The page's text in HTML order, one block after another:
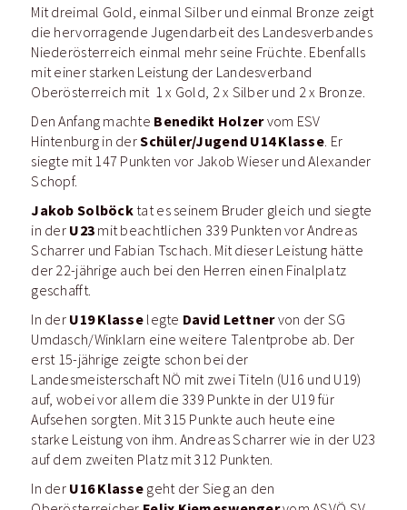
Mit dreimal Gold, einmal Silber und einmal Bronze zeigt
die hervorragende Jugendarbeit des Landesverbandes
Niederösterreich einmal mehr seine Früchte. Ebenfalls
mit einer starken Leistung der Landesverband
Oberösterreich mit 1 x Gold, 2 x Silber und 2 x Bronze.
Den Anfang machte Benedikt Holzervom ESV
Hintenburg in derSchüler/Jugend U14 Klasse. Er
siegte mit 147 Punkten vor Jakob Wieser und Alexander
Schopf.
Jakob Solböcktat es seinem Bruder gleich und siegte
in der U23 mit beachtlichen 339 Punkten vor Andreas
Scharrer und Fabian Tschach. Mit dieser Leistung hätte
der 22-jährige auch bei den Herren einen Finalplatz
geschafft.
In der U19 Klasse legte David Lettnervon der SG
Umdasch/Winklarn eine weitere Talentprobe ab. Der
erst 15-jährige zeigte schon bei der
Landesmeisterschaft NÖ mit zwei Titeln (U16 und U19)
auf, wobei vor allem die 339 Punkte in der U19 für
Aufsehen sorgten. Mit 315 Punkte auch heute eine
starke Leistung von ihm. Andreas Scharrer wie in der U23
auf dem zweiten Platz mit 312 Punkten.
In der U16 Klasse geht der Sieg an den